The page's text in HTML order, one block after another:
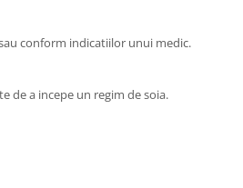
conform indicatiilor unui medic.
de a incepe un regim de soia.